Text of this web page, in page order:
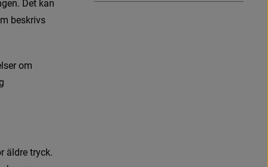
gen. Det kan
m beskrivs
om
r äldre tryck.